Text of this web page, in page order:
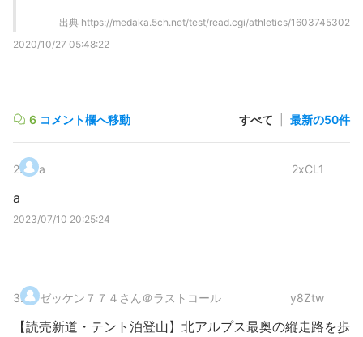
出典 https://medaka.5ch.net/test/read.cgi/athletics/1603745302
2020/10/27 05:48:22
6 コメント欄へ移動 すべて 最新の50件
2. a 2xCL1
a
2023/07/10 20:25:24
3. ゼッケン７７４さん＠ラストコール y8Ztw
【読売新道・テント泊登山】北アルプス最奥の縦走路を歩